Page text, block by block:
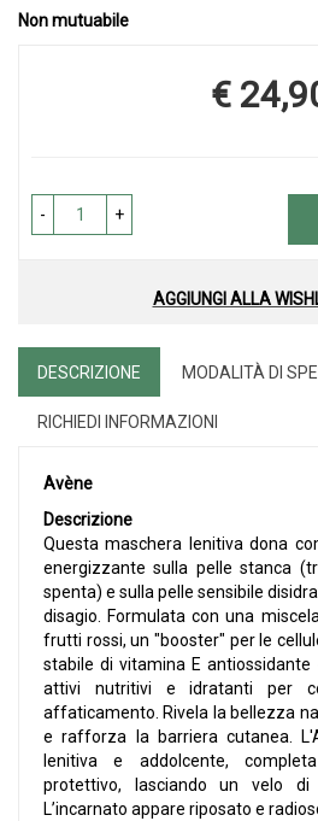
Non mutuabile
€
- +
AGGIUNGI ALLA
DESCRIZIONE MODALITÀ DI
RICHIEDI INFORMAZIONI
Avène
Descrizione
Questa maschera lenitiva dona
energizzante sulla pelle stanca
spenta) e sulla pelle sensibile
disagio. Formulata con una
frutti rossi, un "booster" per le
stabile di vitamina E
attivi nutritivi e idratanti per
affaticamento. Rivela la bellezza
e rafforza la barriera cutanea.
lenitiva e addolcente,
protettivo, lasciando un velo di
L’incarnato appare riposato e